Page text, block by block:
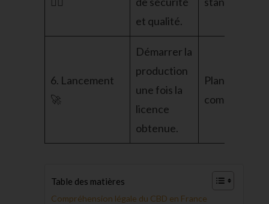
et qualité.
6. Lancement
🚀
Démarrer la
production
une fois la
licence
obtenue.
Planifiez la
Table des matières
Compréhension légale du CBD en France